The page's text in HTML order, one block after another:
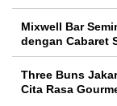
Mixwell Bar
dengan Cabaret
Three Buns
Cita Rasa